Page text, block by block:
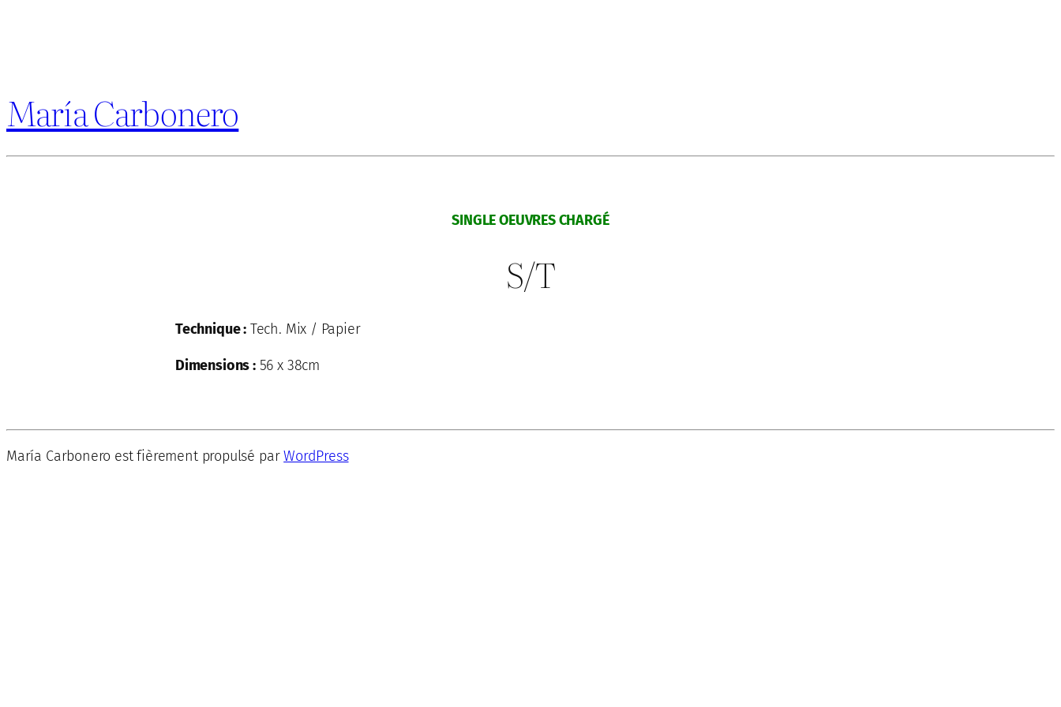
María Carbonero
SINGLE OEUVRES CHARGÉ
S/T
Technique : Tech. Mix / Papier
Dimensions :56 x 38cm
María Carbonero est fièrement propulsé parWordPress